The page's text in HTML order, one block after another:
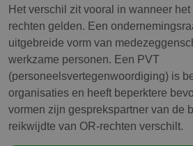
Het verschil zit vooral in wanneer
rechten gelden. Een
uitgebreide vorm van
werkzame personen. Een PVT
(personeelsvertegenwoordiging) is
organisaties en heeft beperktere
vormen zijn gesprekspartner van de
reikwijdte van OR-rechten verschilt.